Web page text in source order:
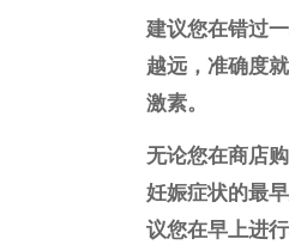
建议您在错过
越远，准确度
激素。
无论您在商店
妊娠症状的最
议您在早上进